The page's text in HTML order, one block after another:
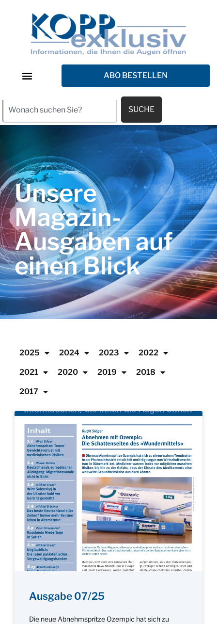
ABO BESTELLEN
SUCHE
Unsere
Magazin-
Ausgaben auf
einen Blick
2025 2024 2023 2022
2021 2020 2019 2018
2017
Ausgabe 07/25
Die neue Abnehmspritze Ozempic hat sich zu